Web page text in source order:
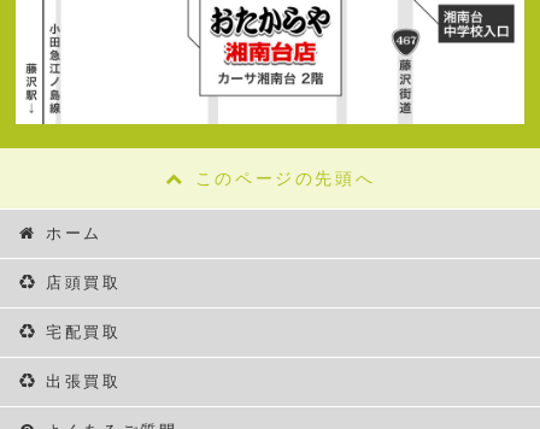
このページの先頭へ
ホーム
店頭買取
宅配買取
出張買取